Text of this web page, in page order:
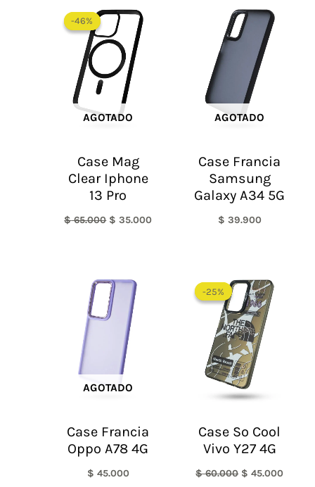
-46%
AGOTADO
-46%
Case Mag
Clear Iphone
13 Pro
$65.000
precio
original
era:
$ 65.000.
$ 35.000
AGOTADO
Case Francia
Samsung
Galaxy A34 5G
$ 39.900
AGOTADO
Case Francia
Oppo A78 4G
$ 45.000
-25%
-25%
Case So Cool
Vivo Y27 4G
$60.000
precio
original
era:
$ 60.000.
$ 45.000